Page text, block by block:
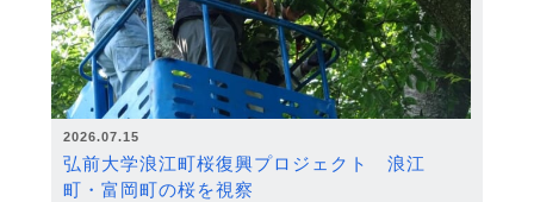
2026.07.15
弘前大学浪江町桜復興プロジェクト 浪江
町・富岡町の桜を視察